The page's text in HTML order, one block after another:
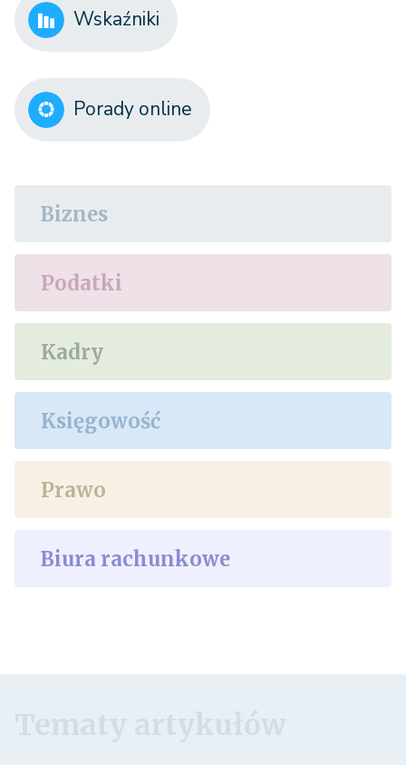
Wskaźniki
Porady online
Biznes
Podatki
Kadry
Księgowość
Prawo
Biura rachunkowe